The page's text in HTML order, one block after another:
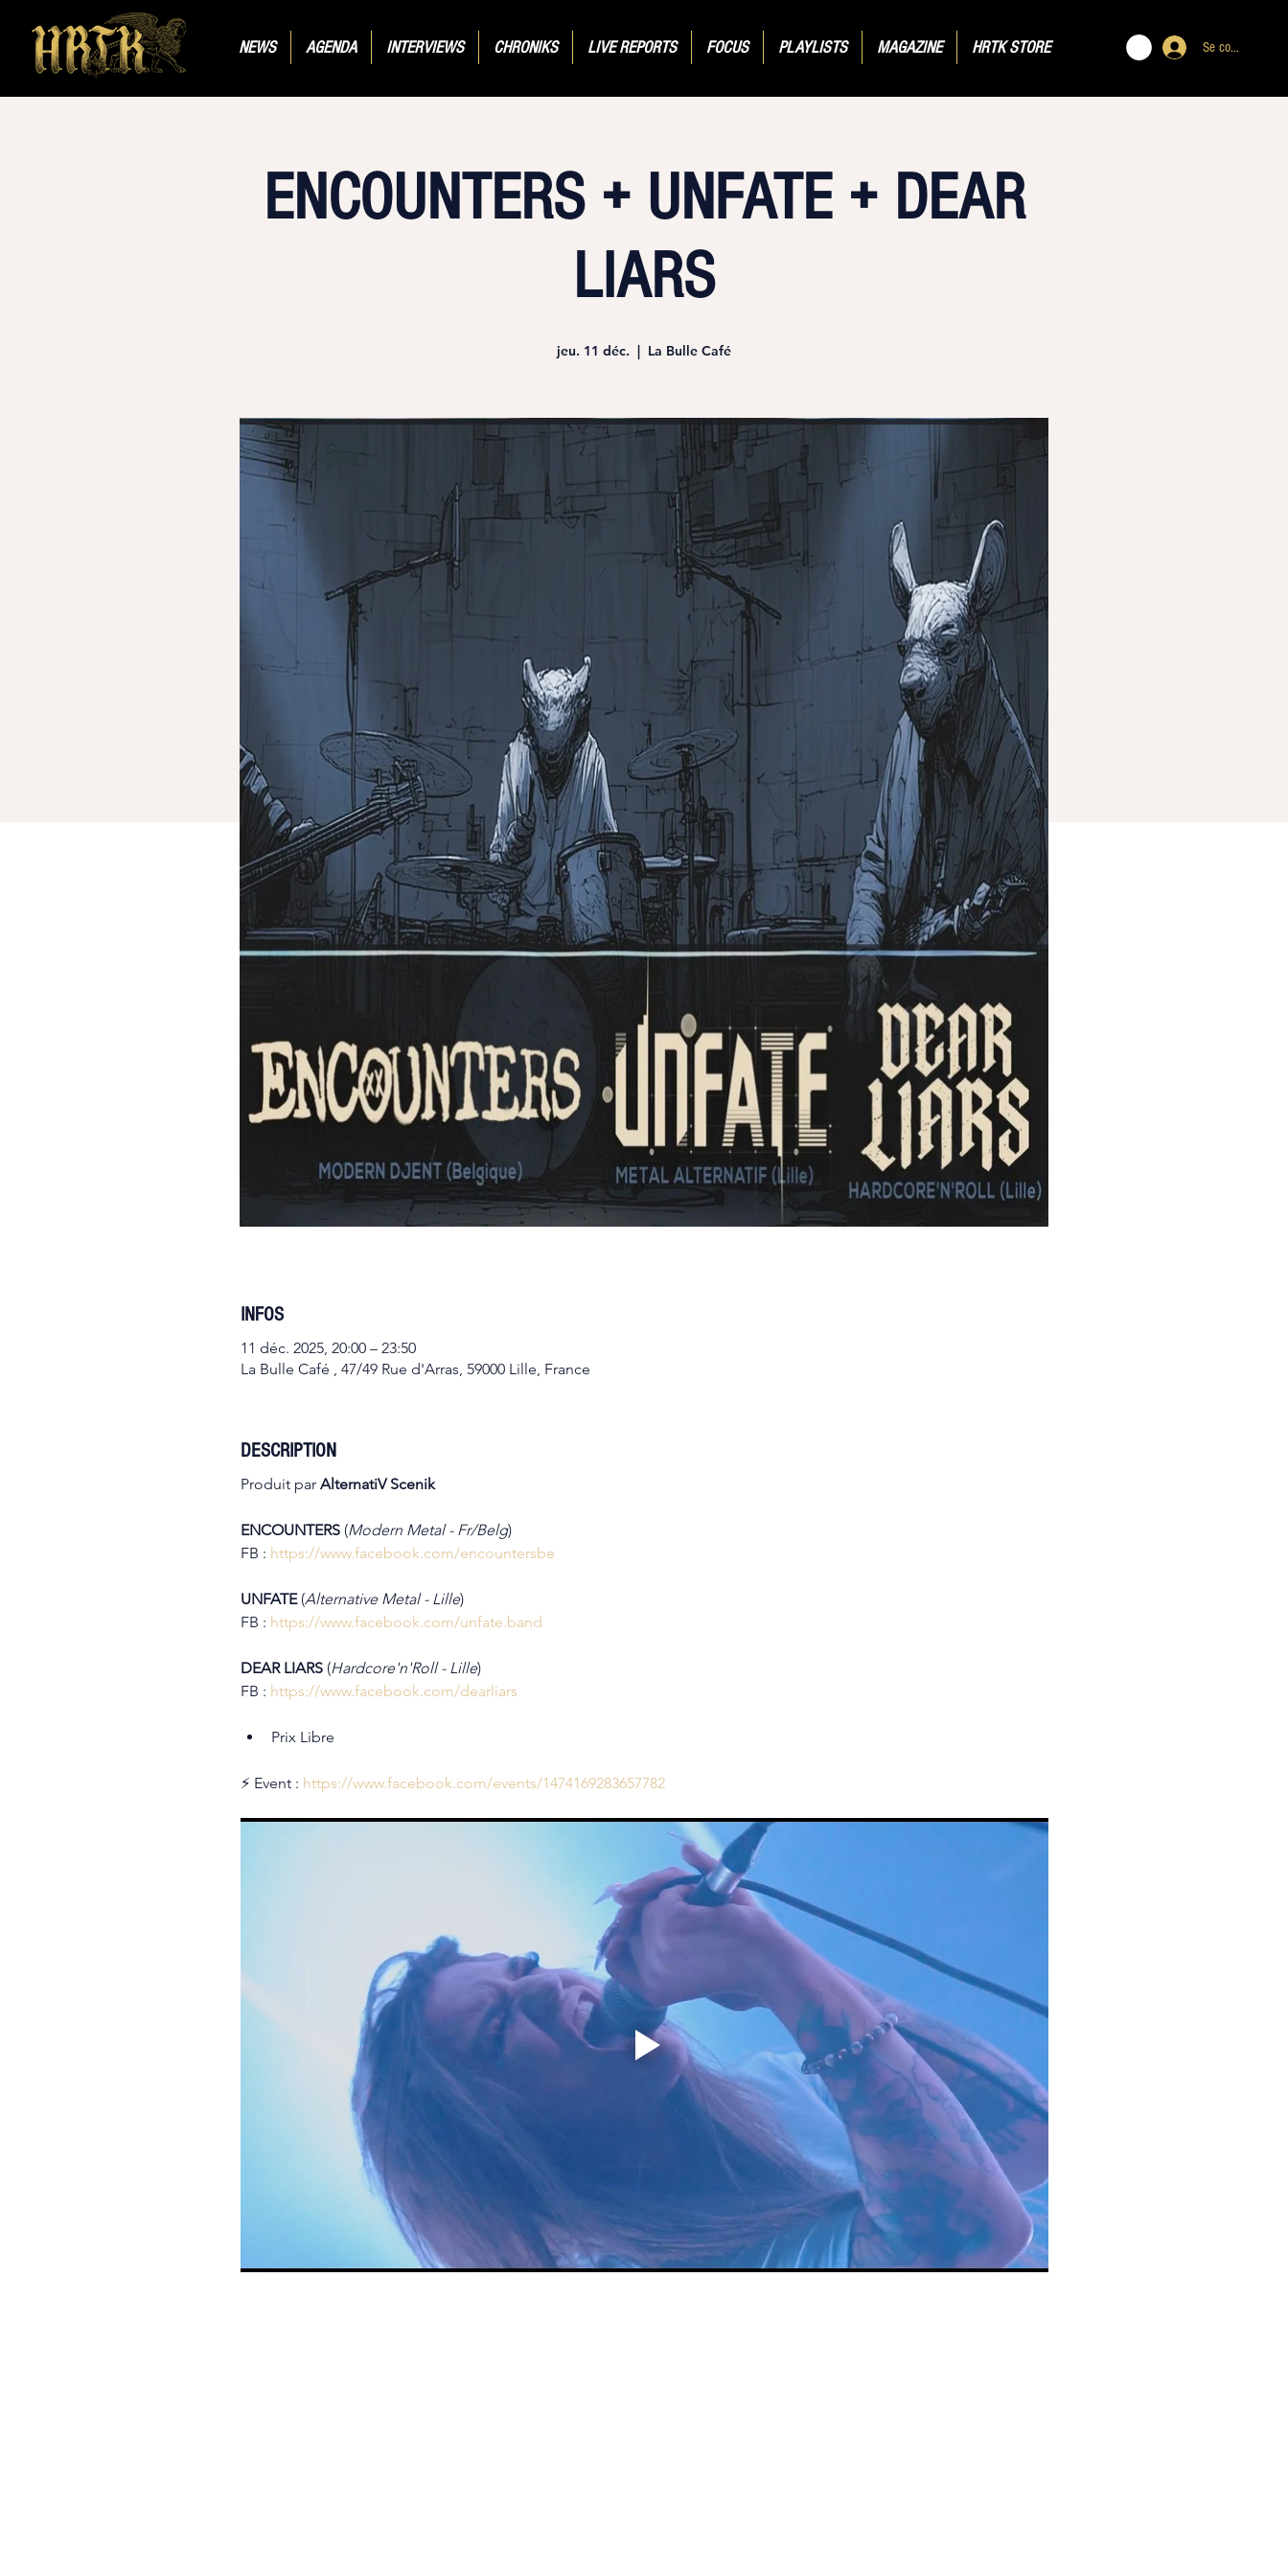
Se connecter
NEWS AGENDA INTERVIEWS CHRONIKS LIVE REPORTS FOCUS PLAYLISTS MAGAZINE HRTK STORE
ENCOUNTERS + UNFATE + DEAR
LIARS
jeu. 11 déc.
  |
La Bulle Café
INFOS
11 déc. 2025, 20:00 – 23:50
La Bulle Café , 47/49 Rue d'Arras, 59000 Lille, France
DESCRIPTION
Produit par AlternatiV Scenik
ENCOUNTERS (Modern Metal - Fr/Belg)
FB : https://www.facebook.com/encountersbe
UNFATE (Alternative Metal - Lille)
FB : https://www.facebook.com/unfate.band
DEAR LIARS (Hardcore'n'Roll - Lille)
FB : https://www.facebook.com/dearliars
Prix Libre
⚡ Event : https://www.facebook.com/events/1474169283657782